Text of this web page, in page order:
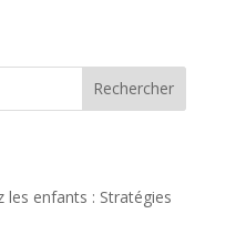
Rechercher
les enfants : Stratégies